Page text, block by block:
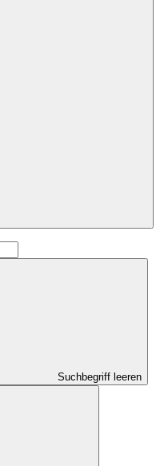
Suchbegriff leeren